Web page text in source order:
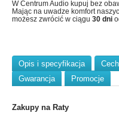
W Centrum Audio kupuj bez
Mając na uwadze komfort
możesz zwrócić w ciągu 30 dni
Opis i specyfikacja
Gwarancja
Promocje
Zakupy na Raty